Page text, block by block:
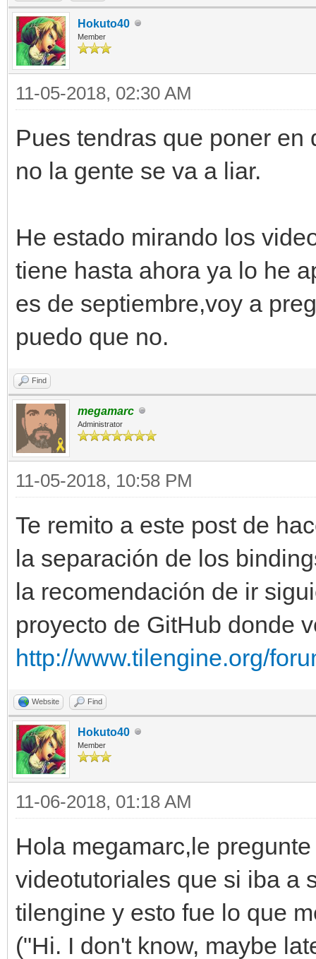
Hokuto40
Member
11-05-2018, 02:30 AM
Pues tendras que poner
no la gente se va a liar.
He estado mirando los
tiene hasta ahora ya lo he
es de septiembre,voy a
puedo que no.
Find
megamarc
Administrator
11-05-2018, 10:58 PM
Te remito a este post de
la separación de los
la recomendación de ir
proyecto de GitHub donde
http://www.tilengine.org/
Website Find
Hokuto40
Member
11-06-2018, 01:18 AM
Hola megamarc,le
videotutoriales que si iba a
tilengine y esto fue lo que
("Hi. I don't know, maybe